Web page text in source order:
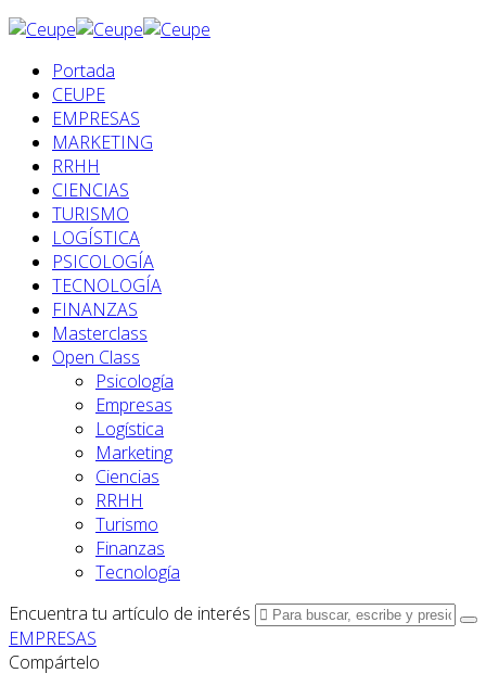
Portada
CEUPE
EMPRESAS
MARKETING
RRHH
CIENCIAS
TURISMO
LOGÍSTICA
PSICOLOGÍA
TECNOLOGÍA
FINANZAS
Masterclass
Open Class
Psicología
Empresas
Logística
Marketing
Ciencias
RRHH
Turismo
Finanzas
Tecnología
Encuentra tu artículo de interés
EMPRESAS
Compártelo